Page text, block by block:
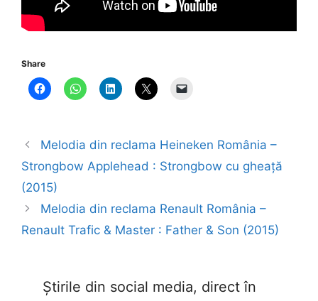
Share
Melodia din reclama Heineken România –
Strongbow Applehead : Strongbow cu gheață
(2015)
Melodia din reclama Renault România –
Renault Trafic & Master : Father & Son (2015)
Știrile din social media, direct în